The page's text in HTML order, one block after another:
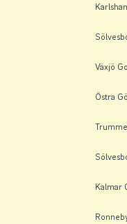
Växjö
Östra
Kalmar